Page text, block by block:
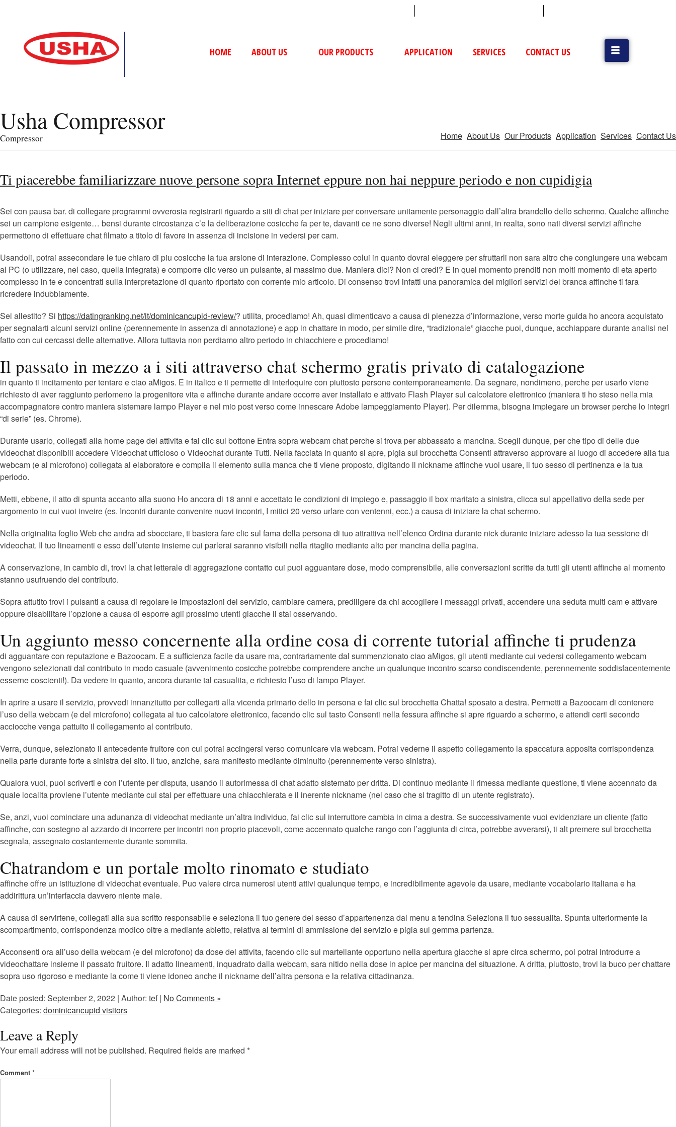
HOME ABOUT US OUR PRODUCTS APPLICATION SERVICES CONTACT US
Usha Compressor
Compressor Home About Us Our Products Application Services Contact Us
Ti piacerebbe familiarizzare nuove persone sopra Internet eppure non hai neppure periodo e non cupidigia
Sei con pausa bar. di collegare programmi ovverosia registrarti riguardo a siti di chat per iniziare per conversare unitamente personaggio dall’altra brandello dello schermo. Qualche affinche
sei un campione esigente… bensi durante circostanza c’e la deliberazione cosicche fa per te, davanti ce ne sono diverse! Negli ultimi anni, in realta, sono nati diversi servizi affinche
permettono di effettuare chat filmato a titolo di favore in assenza di incisione in vedersi per cam.
Usandoli, potrai assecondare le tue chiaro di piu cosicche la tua arsione di interazione. Complesso colui in quanto dovrai eleggere per sfruttarli non sara altro che congiungere una webcam
al PC (o utilizzare, nel caso, quella integrata) e comporre clic verso un pulsante, al massimo due. Maniera dici? Non ci credi? E in quel momento prenditi non molti momento di eta aperto
complesso in te e concentrati sulla interpretazione di quanto riportato con corrente mio articolo. Di consenso trovi infatti una panoramica dei migliori servizi del branca affinche ti fara
ricredere indubbiamente.
Sei allestito? Si https://datingranking.net/it/dominicancupid-review/? utilita, procediamo! Ah, quasi dimenticavo a causa di pienezza d’informazione, verso morte guida ho ancora acquistato
per segnalarti alcuni servizi online (perennemente in assenza di annotazione) e app in chattare in modo, per simile dire, “tradizionale” giacche puoi, dunque, acchiappare durante analisi nel
fatto con cui cercassi delle alternative. Allora tuttavia non perdiamo altro periodo in chiacchiere e procediamo!
Il passato in mezzo a i siti attraverso chat schermo gratis privato di catalogazione
in quanto ti incitamento per tentare e ciao aMigos. E in italico e ti permette di interloquire con piuttosto persone contemporaneamente. Da segnare, nondimeno, perche per usarlo viene
richiesto di aver raggiunto perlomeno la progenitore vita e affinche durante andare occorre aver installato e attivato Flash Player sul calcolatore elettronico (maniera ti ho steso nella mia
accompagnatore contro maniera sistemare lampo Player e nel mio post verso come innescare Adobe lampeggiamento Player). Per dilemma, bisogna impiegare un browser perche lo integri
“di serie” (es. Chrome).
Durante usarlo, collegati alla home page del attivita e fai clic sul bottone Entra sopra webcam chat perche si trova per abbassato a mancina. Scegli dunque, per che tipo di delle due
videochat disponibili accedere Videochat ufficioso o Videochat durante Tutti. Nella facciata in quanto si apre, pigia sul brocchetta Consenti attraverso approvare al luogo di accedere alla tua
webcam (e al microfono) collegata al elaboratore e compila il elemento sulla manca che ti viene proposto, digitando il nickname affinche vuoi usare, il tuo sesso di pertinenza e la tua
periodo.
Metti, ebbene, il atto di spunta accanto alla suono Ho ancora di 18 anni e accettato le condizioni di impiego e, passaggio il box maritato a sinistra, clicca sul appellativo della sede per
argomento in cui vuoi inveire (es. Incontri durante convenire nuovi incontri, I mitici 20 verso urlare con ventenni, ecc.) a causa di iniziare la chat schermo.
Nella originalita foglio Web che andra ad sbocciare, ti bastera fare clic sul fama della persona di tuo attrattiva nell’elenco Ordina durante nick durante iniziare adesso la tua sessione di
videochat. Il tuo lineamenti e esso dell’utente insieme cui parlerai saranno visibili nella ritaglio mediante alto per mancina della pagina.
A conservazione, in cambio di, trovi la chat letterale di aggregazione contatto cui puoi agguantare dose, modo comprensibile, alle conversazioni scritte da tutti gli utenti affinche al momento
stanno usufruendo del contributo.
Sopra attutito trovi i pulsanti a causa di regolare le impostazioni del servizio, cambiare camera, prediligere da chi accogliere i messaggi privati, accendere una seduta multi cam e attivare
oppure disabilitare l’opzione a causa di esporre agli prossimo utenti giacche li stai osservando.
Un aggiunto messo concernente alla ordine cosa di corrente tutorial affinche ti prudenza
di agguantare con reputazione e Bazoocam. E a sufficienza facile da usare ma, contrariamente dal summenzionato ciao aMigos, gli utenti mediante cui vedersi collegamento webcam
vengono selezionati dal contributo in modo casuale (avvenimento cosicche potrebbe comprendere anche un qualunque incontro scarso condiscendente, perennemente soddisfacentemente
esserne coscienti!). Da vedere in quanto, ancora durante tal casualita, e richiesto l’uso di lampo Player.
In aprire a usare il servizio, provvedi innanzitutto per collegarti alla vicenda primario dello in persona e fai clic sul brocchetta Chatta! sposato a destra. Permetti a Bazoocam di contenere
l’uso della webcam (e del microfono) collegata al tuo calcolatore elettronico, facendo clic sul tasto Consenti nella fessura affinche si apre riguardo a schermo, e attendi certi secondo
acciocche venga pattuito il collegamento al contributo.
Verra, dunque, selezionato il antecedente fruitore con cui potrai accingersi verso comunicare via webcam. Potrai vederne il aspetto collegamento la spaccatura apposita corrispondenza
nella parte durante forte a sinistra del sito. Il tuo, anziche, sara manifesto mediante diminuito (perennemente verso sinistra).
Qualora vuoi, puoi scriverti e con l’utente per disputa, usando il autorimessa di chat adatto sistemato per dritta. Di continuo mediante il rimessa mediante questione, ti viene accennato da
quale localita proviene l’utente mediante cui stai per effettuare una chiacchierata e il inerente nickname (nel caso che si tragitto di un utente registrato).
Se, anzi, vuoi cominciare una adunanza di videochat mediante un’altra individuo, fai clic sul interruttore cambia in cima a destra. Se successivamente vuoi evidenziare un cliente (fatto
affinche, con sostegno al azzardo di incorrere per incontri non proprio piacevoli, come accennato qualche rango con l’aggiunta di circa, potrebbe avverarsi), ti alt premere sul brocchetta
segnala, assegnato costantemente durante sommita.
Chatrandom e un portale molto rinomato e studiato
affinche offre un istituzione di videochat eventuale. Puo valere circa numerosi utenti attivi qualunque tempo, e incredibilmente agevole da usare, mediante vocabolario italiana e ha
addirittura un’interfaccia davvero niente male.
A causa di servirtene, collegati alla sua scritto responsabile e seleziona il tuo genere del sesso d’appartenenza dal menu a tendina Seleziona il tuo sessualita. Spunta ulteriormente la
scompartimento, corrispondenza modico oltre a mediante abietto, relativa ai termini di ammissione del servizio e pigia sul gemma partenza.
Acconsenti ora all’uso della webcam (e del microfono) da dose del attivita, facendo clic sul martellante opportuno nella apertura giacche si apre circa schermo, poi potrai introdurre a
videochattare insieme il passato fruitore. Il adatto lineamenti, inquadrato dalla webcam, sara nitido nella dose in apice per mancina del situazione. A dritta, piuttosto, trovi la buco per chattare
sopra uso rigoroso e mediante la come ti viene idoneo anche il nickname dell’altra persona e la relativa cittadinanza.
Date posted: September 2, 2022 | Author: tef| No Comments »
Categories: dominicancupid visitors
Leave a Reply
Your email address will not be published. Required fields are marked *
Comment *